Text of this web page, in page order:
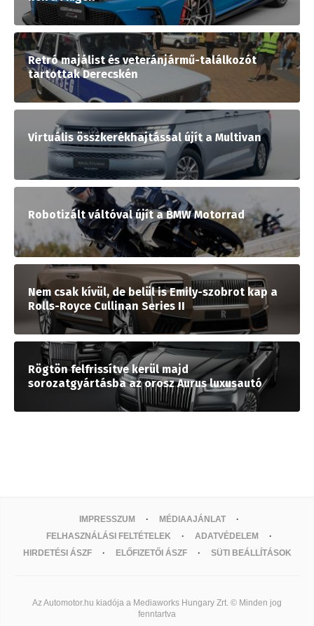
Retró majálist és veteránjármű-találkozót
tartottak Derecskén
Virtuális összkerékhajtással újít a Multivan
Robotizált váltóval újít a BMW Motorrad
Nem csak kívül, de belül is Emily-szobrot kap a
Rolls-Royce Cullinan Series II
Rögtön felfrissítve kerül majd
sorozatgyártásba az orosz Aurus luxusautó
IMPRESSZUM
MÉDIAAJÁNLAT
FELHASZNÁLÁSI FELTÉTELEK
ADATVÉDELEM
HIRDETÉSI ÁSZF
ELŐFIZETŐI ÁSZF SÜTI BEÁLLÍTÁSOK
Az Automotor.hu kiadója a Mediaworks Hungary Zrt. © Minden jog
fenntartva